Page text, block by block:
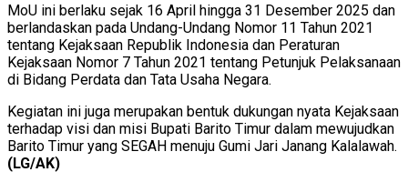
MoU ini berlaku sejak 16 April hingga 31 Desember 2025 dan
berlandaskan pada Undang-Undang Nomor 11 Tahun 2021
tentang Kejaksaan Republik Indonesia dan Peraturan
Kejaksaan Nomor 7 Tahun 2021 tentang Petunjuk Pelaksanaan
di Bidang Perdata dan Tata Usaha Negara.
Kegiatan ini juga merupakan bentuk dukungan nyata Kejaksaan
terhadap visi dan misi Bupati Barito Timur dalam mewujudkan
Barito Timur yang SEGAH menuju Gumi Jari Janang Kalalawah.
(LG/AK)